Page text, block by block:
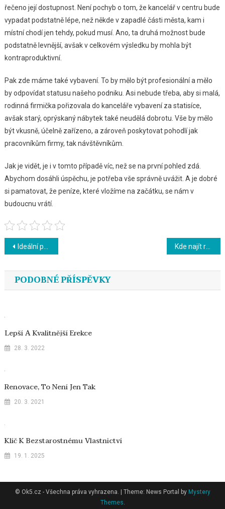
řečeno její dostupnost. Není pochyb o tom, že kancelář v centru bude
vypadat podstatně lépe, než někde v zapadlé části města, kam i
místní chodí jen tehdy, pokud musí. Ano, ta druhá možnost bude
podstatně levnější, avšak v celkovém výsledku by mohla být
kontraproduktivní.
Pak zde máme také vybavení. To by mělo být profesionální a mělo
by odpovídat statusu našeho podniku. Asi nebude třeba, aby si malá,
rodinná firmička pořizovala do kanceláře vybavení za statisíce,
avšak starý, oprýskaný nábytek také neudělá dobrotu. Vše by mělo
být vkusně, účelně zařízeno, a zároveň poskytovat pohodlí jak
pracovníkům firmy, tak návštěvníkům.
Jak je vidět, je i v tomto případě víc, než se na první pohled zdá.
Abychom dosáhli úspěchu, je potřeba vše správně uvážit. A je dobré
si pamatovat, že peníze, které vložíme na začátku, se nám v
budoucnu vrátí.
Navigace
pro
příspěvek
Ideální přípravek na boj s obezitou Kde najít radu jak na SEO metodiku
PODOBNÉ PŘÍSPĚVKY
Lepší A Kvalitnější Erekce
28. 3. 2022
Renovace, To Není Jen Tak
20. 3. 2021
Klíč K Bezstarostnému Vlastnictví
19. 1. 2025
© Ok5.cz - Všechna práva vyhrazena. Theme: News Portal by Mystery
Themes.